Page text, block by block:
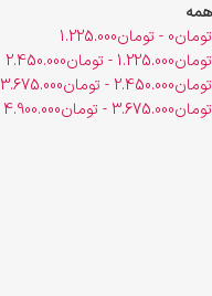
همه
تومان0
- تومان1.225.000
تومان1.225.000
- تومان2.450.000
تومان2.450.000
- تومان3.675.000
تومان3.675.000
- تومان4.900.000